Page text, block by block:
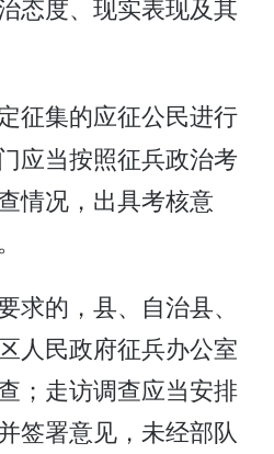
态度、现实表现及其
征集的应征公民进行
应当按照征兵政治考
情况，出具考核意
求的，县、自治县、
人民政府征兵办公室
；走访调查应当安排
签署意见，未经部队